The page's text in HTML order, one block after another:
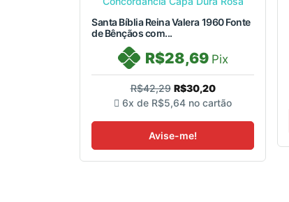
Santa Bíblia Reina Valera 1960 Fonte
de Bênçãos com...
R$28,69 Pix
R$42,29 R$30,20
6x de R$5,64 no cartão
Avise-me!